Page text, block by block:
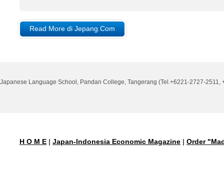
Read More di Jepang.Com
Japanese Language School, Pandan College, Tangerang (Tel.+6221-2727-
H O M E | Japan-Indonesia Economic Magazine | Order